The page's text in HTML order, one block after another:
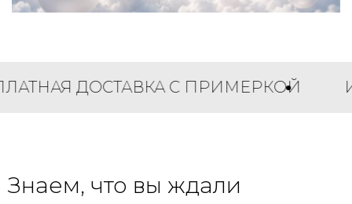
С ПРИМЕРКОЙ
Знаем, что вы ждали